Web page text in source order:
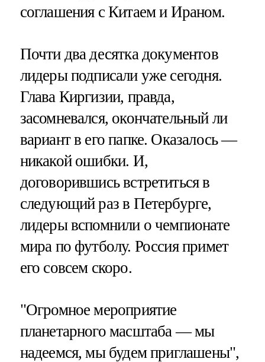
соглашения с Китаем и Ираном.
Почти два десятка документов
лидеры подписали уже сегодня.
Глава Киргизии, правда,
засомневался, окончательный ли
вариант в его папке. Оказалось —
никакой ошибки. И,
договорившись встретиться в
следующий раз в Петербурге,
лидеры вспомнили о чемпионате
мира по футболу. Россия примет
его совсем скоро.
"Огромное мероприятие
планетарного масштаба — мы
надеемся, мы будем приглашены",